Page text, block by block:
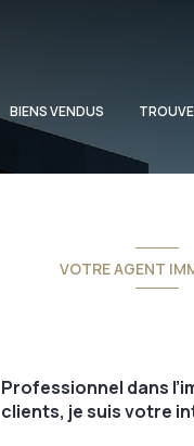
BIENS VENDUS
VOTRE AGENT
Professionnel dans
clients, je suis votre